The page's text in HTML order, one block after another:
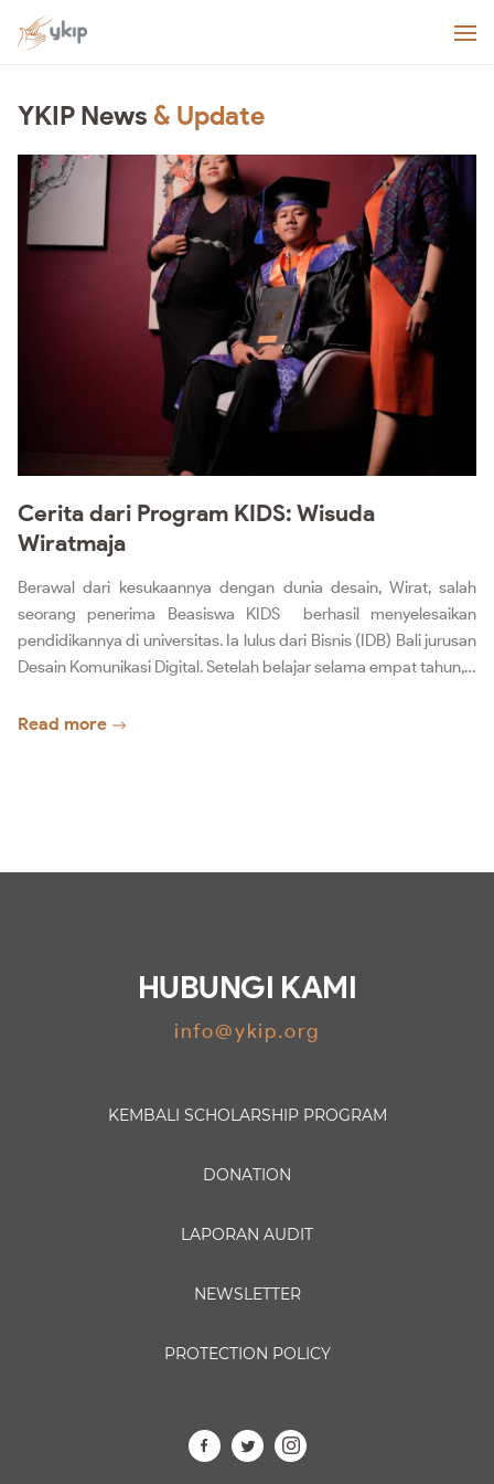
YKIP News & Update
Cerita dari Program KIDS: Wisuda
Wiratmaja
Berawal dari kesukaannya dengan dunia desain, Wirat, salah
seorang penerima Beasiswa KIDS berhasil menyelesaikan
pendidikannya di universitas. Ia lulus dari Bisnis (IDB) Bali jurusan
Desain Komunikasi Digital. Setelah belajar selama empat tahun,…
Read more
HUBUNGI KAMI
info@ykip.org
KEMBALI SCHOLARSHIP PROGRAM
DONATION
LAPORAN AUDIT
NEWSLETTER
PROTECTION POLICY